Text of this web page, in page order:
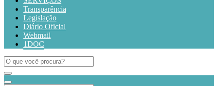
Transparência
Legislação
Diário Oficial
Webmail
1DOC